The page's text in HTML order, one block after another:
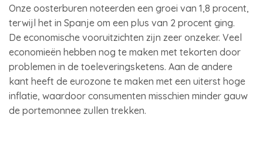
Onze oosterburen noteerden een groei van 1,8 procent,
terwijl het in Spanje om een plus van 2 procent ging.
De economische vooruitzichten zijn zeer onzeker. Veel
economieën hebben nog te maken met tekorten door
problemen in de toeleveringsketens. Aan de andere
kant heeft de eurozone te maken met een uiterst hoge
inflatie, waardoor consumenten misschien minder gauw
de portemonnee zullen trekken.